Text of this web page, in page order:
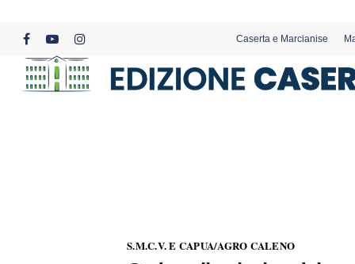
content
facebookyoutubeinstagram
Caserta e Marcianise
S.M.C.V. E CAPUA/AGRO CALENO